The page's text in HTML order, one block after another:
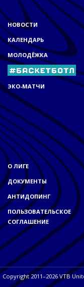
НОВОСТИ
КАЛЕНДАРЬ
МОЛОДЁЖКА
ЭКО-МАТЧИ
О ЛИГЕ
ДОКУМЕНТЫ
АНТИДОПИНГ
ПОЛЬЗОВАТЕЛЬСКОЕ
СОГЛАШЕНИЕ
Copyright 2011–2026 VTB